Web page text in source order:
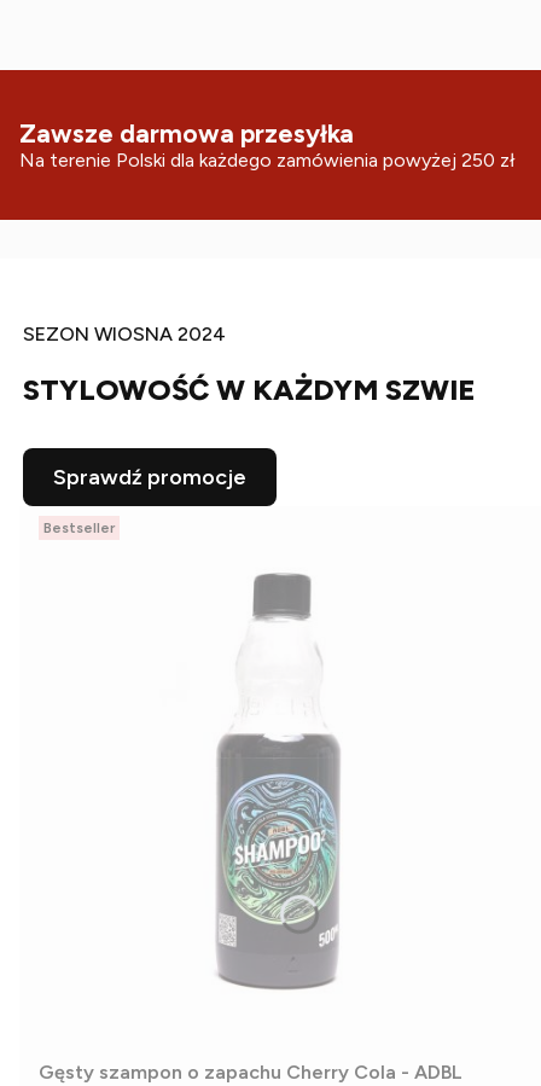
Zawsze darmowa przesyłka
Na terenie Polski dla każdego zamówienia powyżej 250 zł
SEZON WIOSNA 2024
STYLOWOŚĆ W KAŻDYM SZWIE
Sprawdź promocje
Bestseller
Gęsty szampon o zapachu Cherry Cola - ADBL